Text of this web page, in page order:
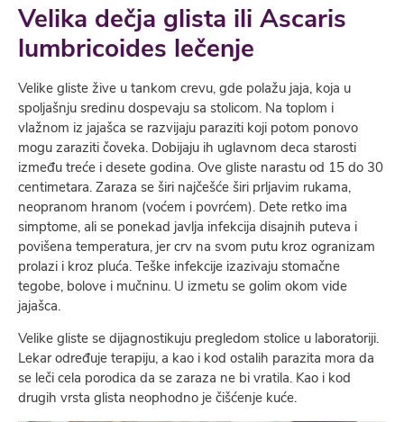
Velika dečja glista ili Ascaris
lumbricoides lečenje
Velike gliste žive u tankom crevu, gde polažu jaja, koja u
spoljašnju sredinu dospevaju sa stolicom. Na toplom i
vlažnom iz jajašca se razvijaju paraziti koji potom ponovo
mogu zaraziti čoveka. Dobijaju ih uglavnom deca starosti
između treće i desete godina. Ove gliste narastu od 15 do 30
centimetara. Zaraza se širi najčešće širi prljavim rukama,
neopranom hranom (voćem i povrćem). Dete retko ima
simptome, ali se ponekad javlja infekcija disajnih puteva i
povišena temperatura, jer crv na svom putu kroz ogranizam
prolazi i kroz pluća. Teške infekcije izazivaju stomačne
tegobe, bolove i mučninu. U izmetu se golim okom vide
jajašca.
Velike gliste se dijagnostikuju pregledom stolice u laboratoriji.
Lekar određuje terapiju, a kao i kod ostalih parazita mora da
se leči cela porodica da se zaraza ne bi vratila. Kao i kod
drugih vrsta glista neophodno je čišćenje kuće.